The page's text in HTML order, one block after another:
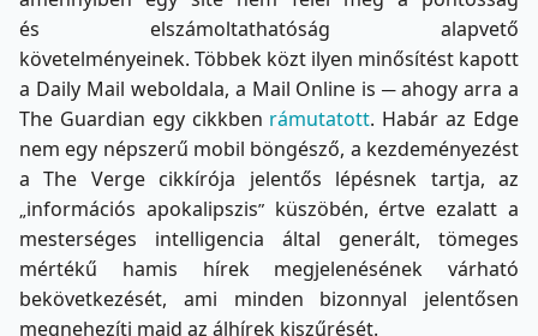
és elszámoltathatóság alapvető
követelményeinek. Többek közt ilyen minősítést kapott
a Daily Mail weboldala, a Mail Online is ─ ahogy arra a
The Guardian egy cikkben rámutatott. Habár az Edge
nem egy népszerű mobil böngésző, a kezdeményezést
a The Verge cikkírója jelentős lépésnek tartja, az
„információs apokalipszis” küszöbén, értve ezalatt a
mesterséges intelligencia által generált, tömeges
mértékű hamis hírek megjelenésének várható
bekövetkezését, ami minden bizonnyal jelentősen
megnehezíti majd az álhírek kiszűrését.